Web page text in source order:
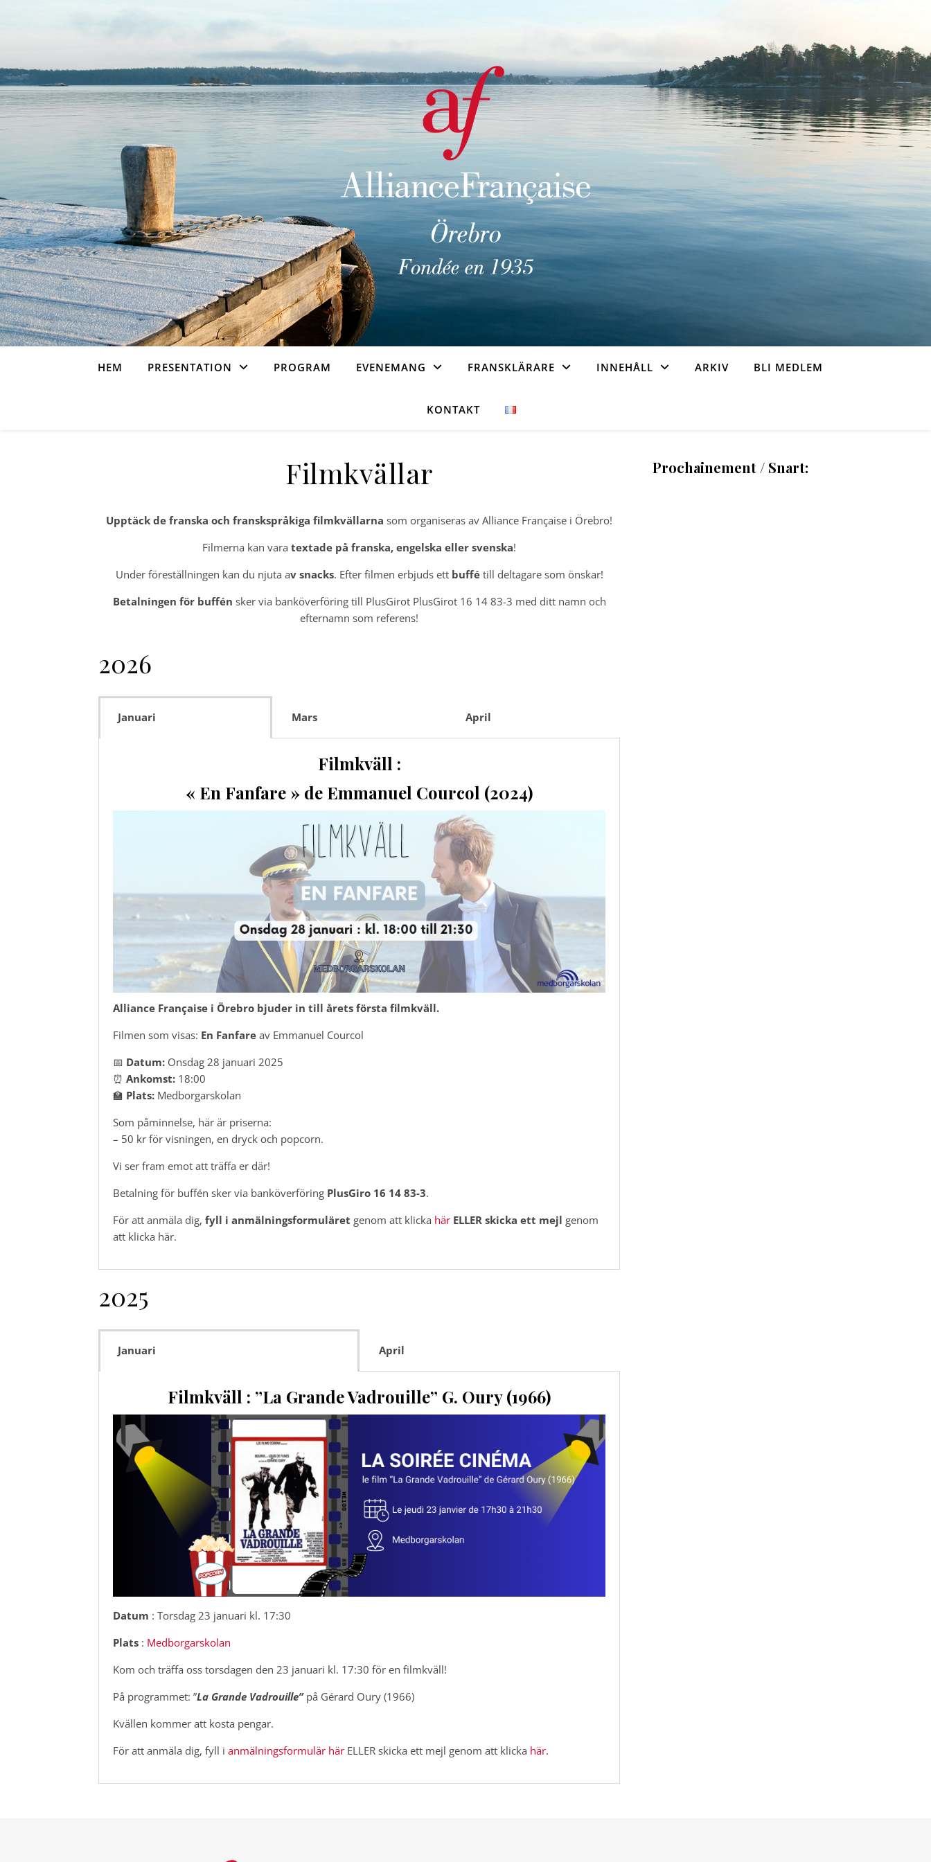
HEM PRESENTATION PROGRAM EVENEMANG FRANSKLÄRARE INNEHÅLL ARKIV BLI MEDLEM
KONTAKT
Filmkvällar
Upptäck de franska och franskspråkiga filmkvällarna som organiseras av Alliance Française i Örebro!
Filmerna kan vara textade på franska, engelska eller svenska!
Under föreställningen kan du njuta av snacks. Efter filmen erbjuds ett buffétill deltagare som önskar!
Betalningen för buffén sker via banköverföring till PlusGirot PlusGirot 16 14 83-3 med ditt namn och
efternamn som referens!
2026
Januari Mars April
Filmkväll :
« En Fanfare » de Emmanuel Courcol (2024)
Alliance Française i Örebro bjuder in till årets första filmkväll.
Filmen som visas: En Fanfare av Emmanuel Courcol
📅 Datum: Onsdag 28 januari 2025
⏰ Ankomst: 18:00
🏫 Plats: Medborgarskolan
Som påminnelse, här är priserna:
– 50 kr för visningen, en dryck och popcorn.
Vi ser fram emot att träffa er där!
Betalning för buffén sker via banköverföring PlusGiro 16 14 83-3.
För att anmäla dig, fyll i anmälningsformuläret genom att klicka här ELLER skicka ett mejl genom
att klicka här.
2025
Januari April
Filmkväll : ”La Grande Vadrouille” G. Oury (1966)
Datum : Torsdag 23 januari kl. 17:30
Plats : Medborgarskolan
Kom och träffa oss torsdagen den 23 januari kl. 17:30 för en filmkväll!
På programmet: ”La Grande Vadrouille” på Gérard Oury (1966)
Kvällen kommer att kosta pengar.
För att anmäla dig, fyll i anmälningsformulär här ELLER skicka ett mejl genom att klicka här.
Prochainement / Snart: